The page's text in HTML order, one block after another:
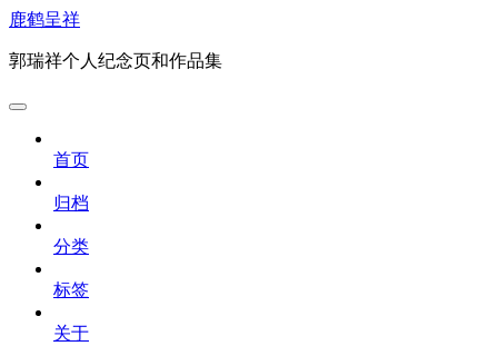
鹿鹤呈祥
郭瑞祥个人纪念页和作品集
首页
归档
分类
标签
关于